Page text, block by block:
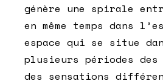
génère une spirale
en même temps dans
espace qui se situe
plusieurs périodes des
des sensations